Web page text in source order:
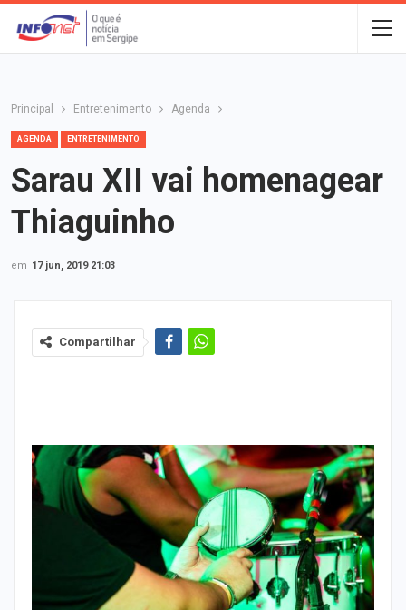
Principal Entretenimento Agenda
AGENDA ENTRETENIMENTO
Sarau XII vai homenagear
Thiaguinho
em 17 jun, 2019 21:03
Compartilhar